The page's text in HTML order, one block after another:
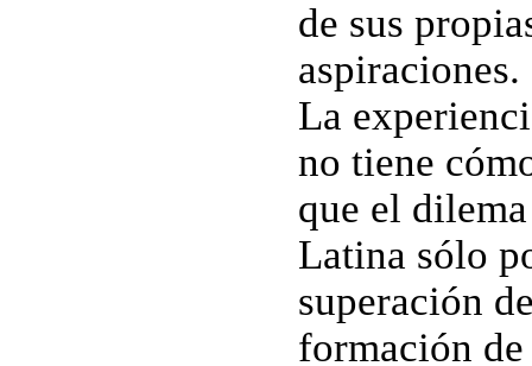
de sus
aspiraciones.
La
no tiene
que el
Latina sólo
superación
formación